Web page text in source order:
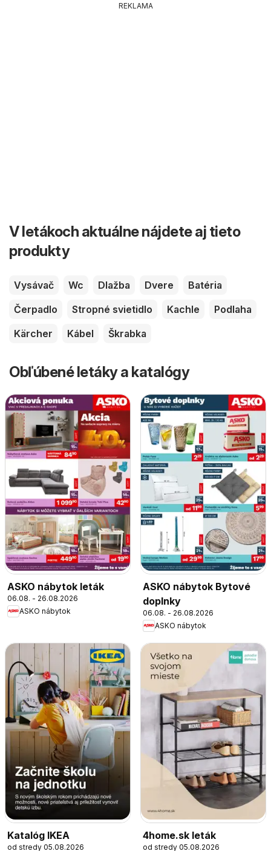
REKLAMA
V letákoch aktuálne nájdete aj tieto
produkty
Vysávač Wc Dlažba Dvere
Batéria
Čerpadlo
Stropné svietidlo Kachle
Podlaha
Kärcher
Kábel Škrabka
Obľúbené letáky a katalógy
ASKO nábytok leták
06.08. - 26.08.2026
ASKO nábytok
ASKO nábytok Bytové
doplnky
06.08. - 26.08.2026
ASKO nábytok
Katalóg IKEA
od stredy 05.08.2026
4home.sk leták
od stredy 05.08.2026